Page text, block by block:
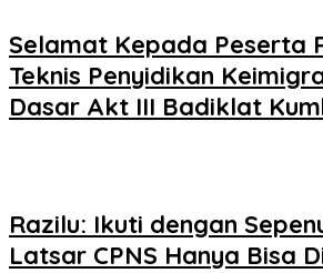
Selamat Kepada Peserta
Teknis Penyidikan
Dasar Akt III Badiklat
Razilu: Ikuti dengan
Latsar CPNS Hanya Bisa